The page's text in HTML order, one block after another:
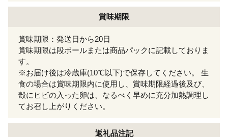
賞味期限
賞味期限：発送日から20日
賞味期限は段ボールまたは商品パックに記載しておりま
す。
※お届け後は冷蔵庫(10℃以下)で保存してください。 生
食の場合は賞味期限内に使用し、賞味期限経過後及び、
殻にヒビの入った卵は、なるべく早めに充分加熱調理し
てお召し上がりください。
返礼品注記